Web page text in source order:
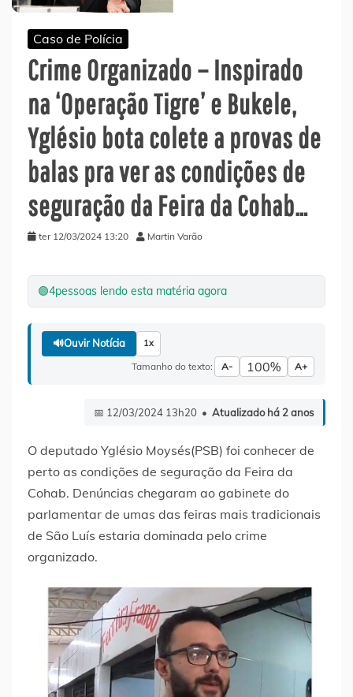
Caso de Polícia
Crime Organizado – Inspirado
na ‘Operação Tigre’ e Bukele,
Yglésio bota colete a provas de
balas pra ver as condições de
seguração da Feira da Cohab…
ter 12/03/2024 13:20 Martin Varão
🟢4pessoas lendo esta matéria agora
🔊Ouvir Notícia 1x
Tamanho do texto: A- 100% A+
📅 12/03/2024 13h20 • Atualizado há 2 anos
O deputado Yglésio Moysés(PSB) foi conhecer de
perto as condições de seguração da Feira da
Cohab. Denúncias chegaram ao gabinete do
parlamentar de umas das feiras mais tradicionais
de São Luís estaria dominada pelo crime
organizado.